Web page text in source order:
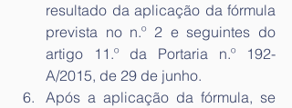
resultado da aplicação da fórmula
prevista no n.º 2 e seguintes do
artigo 11.º da Portaria n.º 192-
A/2015, de 29 de junho.
Após a aplicação da fórmula, se